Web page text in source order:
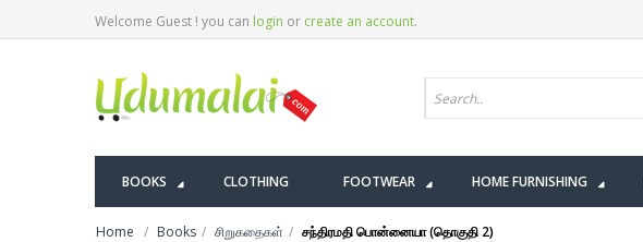
Welcome Guest ! you can login or create an account.
BOOKS CLOTHING FOOTWEAR HOME FURNISHING
Home Books சிறுகதைகள் சந்திரமதி பொன்னையா (தொகுதி 2)